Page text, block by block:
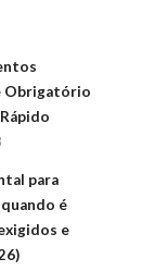
Obrigatório
para
é
e